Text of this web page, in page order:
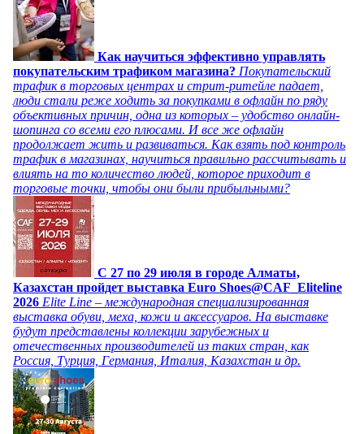
Как научиться эффективно управлять
покупательским трафиком магазина? Покупательский
трафик в торговых центрах и стрит-ритейле падает,
люди стали реже ходить за покупками в офлайн по ряду
объективных причин, одна из которых – удобство онлайн-
шопинга со всеми его плюсами. И все же офлайн
продолжает жить и развиваться. Как взять под контроль
трафик в магазинах, научиться правильно рассчитывать и
влиять на то количество людей, которое приходит в
торговые точки, чтобы они были прибыльными?
C 27 по 29 июля в городе Алматы,
Казахстан пройдет выставка Euro Shoes@CAF_Eliteline
2026 Elite Line – международная специализированная
выставка обуви, меха, кожи и аксессуаров. На выставке
будут представлены коллекции зарубежных и
отечественных производителей из таких стран, как
Россия, Турция, Германия, Италия, Казахстан и др.